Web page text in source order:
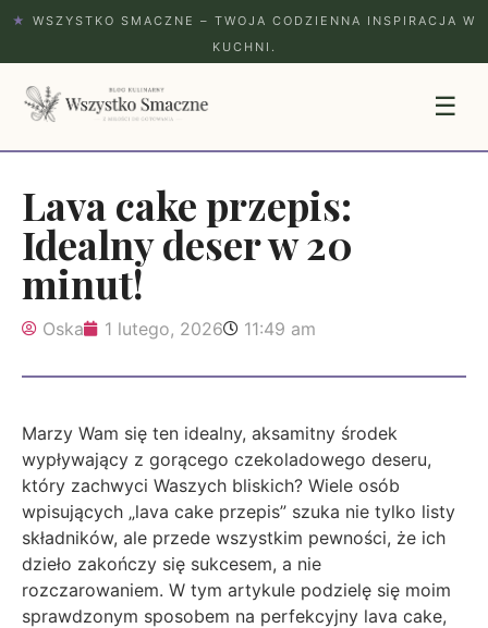
★
WSZYSTKO SMACZNE – TWOJA CODZIENNA INSPIRACJA W
KUCHNI.
☰
Lava cake przepis:
Idealny deser w 20
minut!
Oska 1 lutego, 2026 11:49 am
Marzy Wam się ten idealny, aksamitny środek
wypływający z gorącego czekoladowego deseru,
który zachwyci Waszych bliskich? Wiele osób
wpisujących „lava cake przepis” szuka nie tylko listy
składników, ale przede wszystkim pewności, że ich
dzieło zakończy się sukcesem, a nie
rozczarowaniem. W tym artykule podzielę się moim
sprawdzonym sposobem na perfekcyjny lava cake,